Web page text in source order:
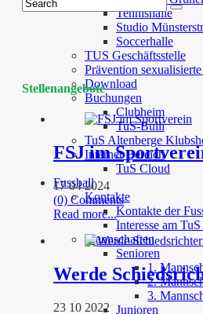
Tennishalle
Studio
Soccerhalle
TUS Geschäftsstelle
Prävention
Download
Buchungen
Clubheim
TuS-Bulli
TuS Altenberge
Interner Bereich
TuS Cloud
Fussball
Kontakte
Kontakte der
Interesse am
Mannschaften
Senioren
1.
2.
3.
Junioren
Stellenangebote
FSJ im
17 04 2024
(0) Comments
Read more...
Werde
23 10 2022